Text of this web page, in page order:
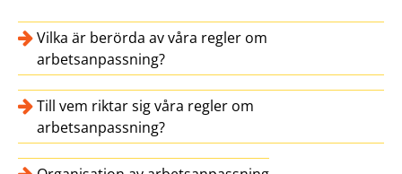
Vilka är berörda av våra regler om
arbetsanpassning?
Till vem riktar sig våra regler om
arbetsanpassning?